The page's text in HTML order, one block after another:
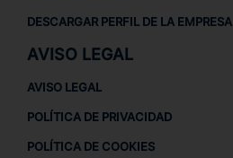
DESCARGAR PERFIL DE LA EMPRESA
AVISO LEGAL
AVISO LEGAL
POLÍTICA DE PRIVACIDAD
POLÍTICA DE COOKIES